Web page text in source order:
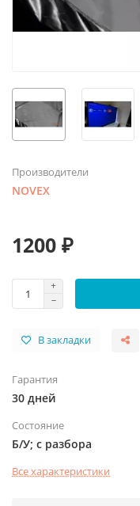
Производители
NOVEX
1200 ₽
В закладки
Гарантия
30 дней
Состояние
Б/У; с разбора
Все характеристики